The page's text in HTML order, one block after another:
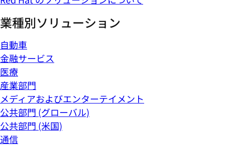
業種別ソリューション
自動車
金融サービス
医療
産業部門
メディアおよびエンターテイメント
公共部門 (グローバル)
公共部門 (米国)
通信